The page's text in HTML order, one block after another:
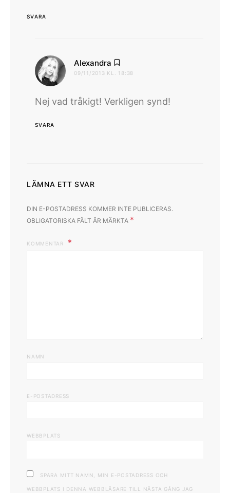
SVARA
Alexandra
09/11/2013 KL. 18:38
Nej vad tråkigt! Verkligen synd!
SVARA
LÄMNA ETT SVAR
DIN E-POSTADRESS KOMMER INTE PUBLICERAS.
OBLIGATORISKA FÄLT ÄR MÄRKTA *
KOMMENTAR
NAMN
E-POSTADRESS
WEBBPLATS
SPARA MITT NAMN, MIN E-POSTADRESS OCH
WEBBPLATS I DENNA WEBBLÄSARE TILL NÄSTA GÅNG JAG